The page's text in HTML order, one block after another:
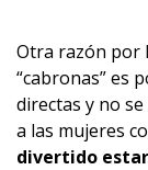
Otra razón por
“cabronas” es
directas y no
a las mujeres
divertido